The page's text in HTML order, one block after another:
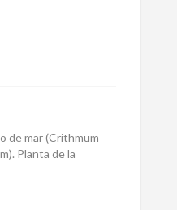
de mar (Crithmum
Planta de la